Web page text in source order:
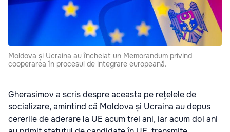
Moldova și Ucraina au încheiat un Memorandum privind
cooperarea în procesul de integrare europeană.
Gherasimov a scris despre aceasta pe rețelele de
socializare, amintind că Moldova și Ucraina au depus
cererile de aderare la UE acum trei ani, iar acum doi ani